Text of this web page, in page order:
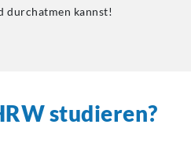
durchatmen kannst!
studieren?